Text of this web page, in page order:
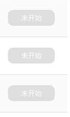
未开始
未开始
未开始